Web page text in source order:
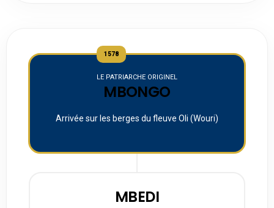
1578
LE PATRIARCHE ORIGINEL
MBONGO
Arrivée sur les berges du fleuve Oli (Wouri)
MBEDI